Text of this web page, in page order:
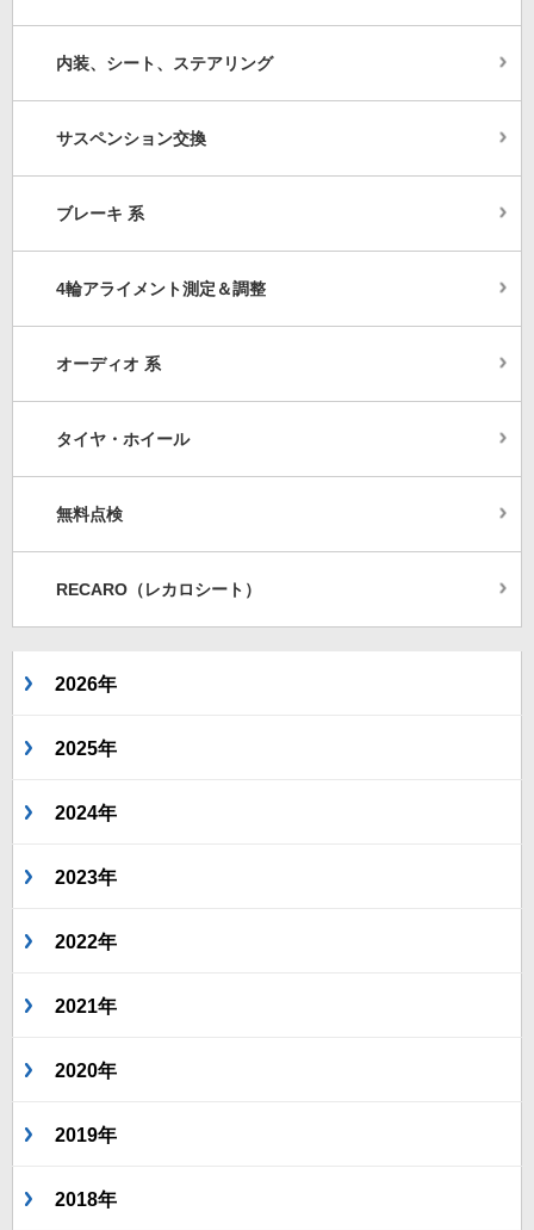
内装、シート、ステアリング
サスペンション交換
ブレーキ 系
4輪アライメント測定＆調整
オーディオ 系
タイヤ・ホイール
無料点検
RECARO（レカロシート）
2026年
2025年
2024年
2023年
2022年
2021年
2020年
2019年
2018年